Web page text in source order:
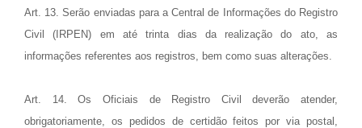
Art. 13. Serão enviadas para a Central de Informações do Registro
Civil (IRPEN) em até trinta dias da realização do ato, as
informações referentes aos registros, bem como suas alterações.
Art. 14. Os Oficiais de Registro Civil deverão atender,
obrigatoriamente, os pedidos de certidão feitos por via postal,